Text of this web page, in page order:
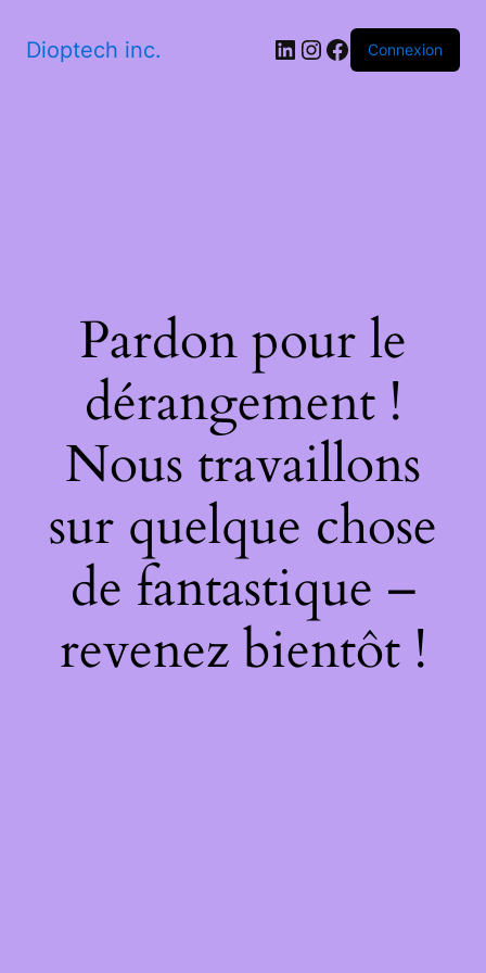
Dioptech inc. LinkedIn
Instagram
Facebook
Connexion
Pardon pour le
dérangement !
Nous travaillons
sur quelque chose
de fantastique –
revenez bientôt !